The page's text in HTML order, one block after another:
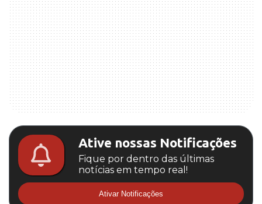
Ative nossas Notificações
Fique por dentro das últimas
notícias em tempo real!
Ativar Notificações